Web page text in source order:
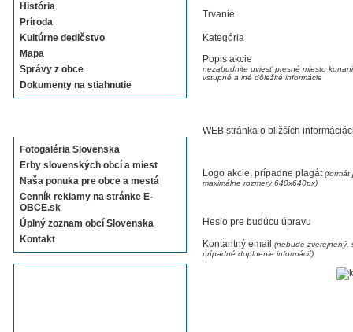
História
Príroda
Kultúrne dedičstvo
Mapa
Správy z obce
Dokumenty na stiahnutie
Fotogaléria Slovenska
Erby slovenských obcí a miest
Naša ponuka pre obce a mestá
Cenník reklamy na stránke E-
OBCE.sk
Úplný zoznam obcí Slovenska
Kontakt
Trvanie
Kategória
Popis akcie
nezabudnite uviesť presné miesto
vstupné a iné dôležité informácie
WEB stránka o bližších
Logo akcie, prípadne plagát(formát
maximálne rozmery 640x640px)
Heslo pre budúcu úpravu
Kontantný email
(nebude zverejnený,
prípadné doplnenie informácií)